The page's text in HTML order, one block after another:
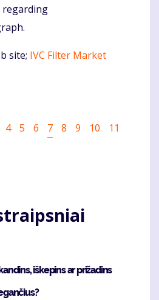
regarding
site; IVC Filter Market
Puslapis
4 Puslapis
5 Puslapis
6
Current
7 Puslapis
8 Puslapis
9 Puslapis
10 Puslapis
11
iškepins ar prižadins